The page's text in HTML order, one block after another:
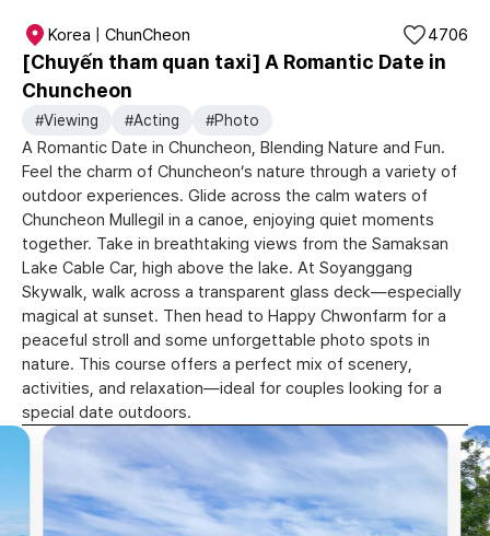
Korea | ChunCheon
[Chuyến tham quan taxi] A Romantic Date in
Chuncheon
4706
#Viewing #Acting #Photo
A Romantic Date in Chuncheon, Blending Nature and Fun.
Feel the charm of Chuncheon’s nature through a variety of
outdoor experiences. Glide across the calm waters of
Chuncheon Mullegil in a canoe, enjoying quiet moments
together. Take in breathtaking views from the Samaksan
Lake Cable Car, high above the lake. At Soyanggang
Skywalk, walk across a transparent glass deck—especially
magical at sunset. Then head to Happy Chwonfarm for a
peaceful stroll and some unforgettable photo spots in
nature. This course offers a perfect mix of scenery,
activities, and relaxation—ideal for couples looking for a
special date outdoors.